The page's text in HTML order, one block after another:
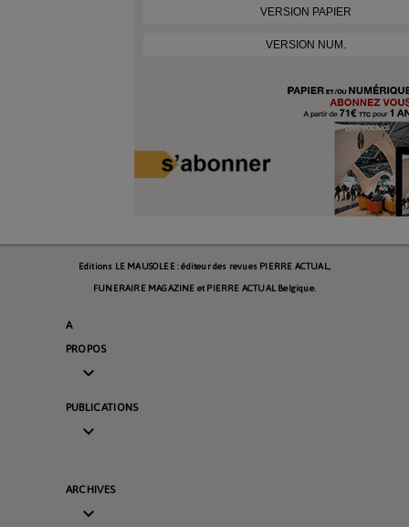
VERSION PAPIER
VERSION NUM.
Editions LE MAUSOLEE : éditeur des revues PIERRE ACTUAL,
FUNERAIRE MAGAZINE et PIERRE ACTUAL Belgique.
A
PROPOS

PUBLICATIONS

ARCHIVES
